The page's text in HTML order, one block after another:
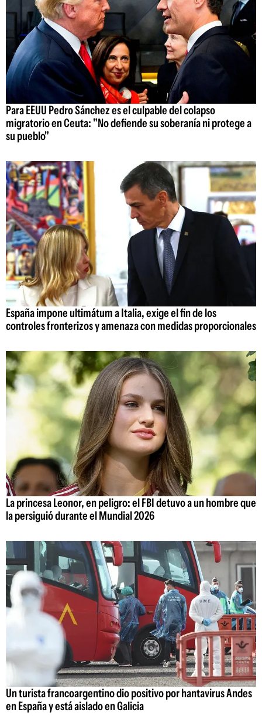
Para EEUU Pedro Sánchez es el culpable del colapso
migratorio en Ceuta: "No defiende su soberanía ni protege a
su pueblo"
España impone ultimátum a Italia, exige el fin de los
controles fronterizos y amenaza con medidas proporcionales
La princesa Leonor, en peligro: el FBI detuvo a un hombre que
la persiguió durante el Mundial 2026
Un turista francoargentino dio positivo por hantavirus Andes
en España y está aislado en Galicia